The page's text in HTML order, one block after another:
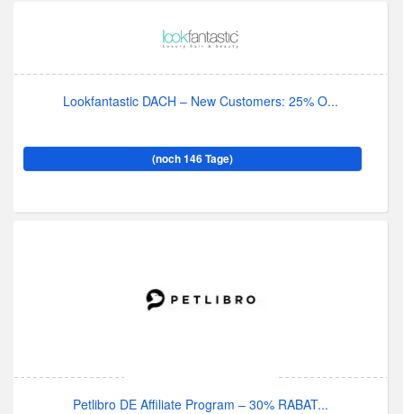
Lookfantastic DACH – New Customers: 25% O...
(noch 146 Tage)
Petlibro DE Affiliate Program – 30% RABAT...